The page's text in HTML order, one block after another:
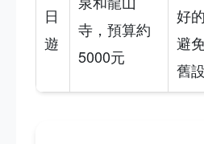
日
遊
寺，預算約
5000元
好
避
舊